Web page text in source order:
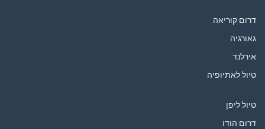
דרום קוריאה
גאורגיה
אירלנד
טיול לאתיופיה
טיול ליפן
דרום הודו